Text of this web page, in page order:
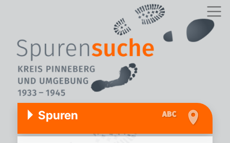
Spuren